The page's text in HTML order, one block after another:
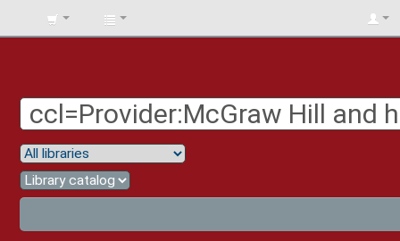
BIBLIOTECA